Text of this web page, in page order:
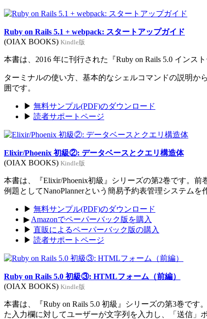
Ruby on Rails 5.1 + webpack: スタートアップガイド
(OIAX BOOKS) Kindle版
本書は、2016 年に刊行された『Ruby on Rails 5.0 インス
ターミナルの使い方、基本的なシェルコマンドの説明か
囲です。
▶ 無料サンプル(PDF)のダウンロード
▶ 読者サポートページ
Elixir/Phoenix 初級②: データベースとクエリ構造体
(OIAX BOOKS) Kindle版
本書は、『Elixir/Phoenix初級』シリーズの第2巻です。
例題としてNanoPlannerという簡易予約表管理システムを
▶ 無料サンプル(PDF)のダウンロード
▶ Amazonでペーパーバック版を購入
▶ 直販によるペーパーバック版の購入
▶ 読者サポートページ
Ruby on Rails 5.0 初級③: HTMLフォーム（前編）
(OIAX BOOKS) Kindle版
本書は、『Ruby on Rails 5.0 初級』シリーズの第3巻で
た入力欄に対してユーザーが文字列を入力し、「送信」